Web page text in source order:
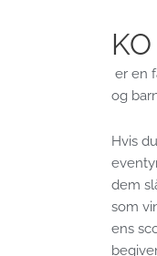
er en
og
Hvis
dem
som
ens